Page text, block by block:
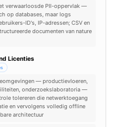
verwaarloosde PII-oppervlak —
op databases, maar logs
ID's, IP-adressen; CSV en
documenten van nature
Licenties
— productievloeren,
onderzoekslaboratoria —
tolereren die netwerktoegang
en vervolgens volledig offline
architectuur